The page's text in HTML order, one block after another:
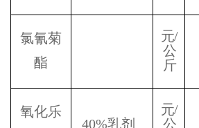
氯氰菊
酯
元/
公
斤
氧化乐
40%乳剂
元/
公